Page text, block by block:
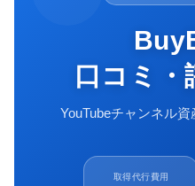
口コミ・
YouTubeチャンネル
取得代行費用